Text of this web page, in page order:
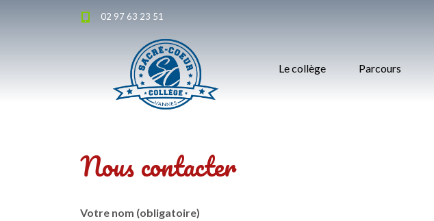
02 97 63 23 51
Le collège Parcours
Nous contacter
Votre nom (obligatoire)